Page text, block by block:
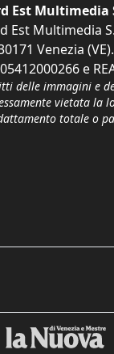
Est Multimedia
Est Multimedia
Venezia
05412000266 e
delle immagini e
vietata la
totale o